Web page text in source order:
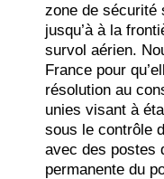
zone de sécurité
jusqu’à à la
survol aérien.
France pour
résolution au
unies visant à
sous le contrôle
avec des postes
permanente du